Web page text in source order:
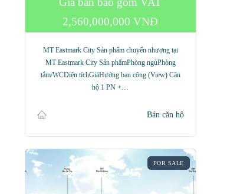
2,560,000,000 VNĐ
MT Eastmark City Sản phẩm chuyển nhượng tại
MT Eastmark City Sản phẩmPhòng ngủPhòng
tắm/WCDiện tíchGiáHướng ban công (View) Căn
hộ 1 PN +…
Bán căn hộ
FOR SALE